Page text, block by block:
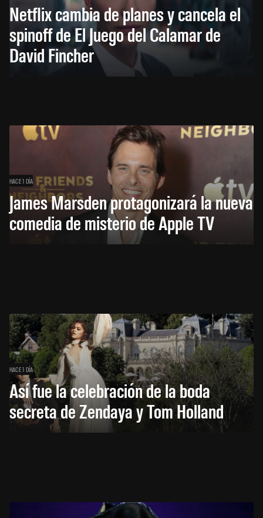
Netflix cambia de planes y cancela el
spinoff de El Juego del Calamar de
David Fincher
HACE 1 DÍA
James Marsden protagonizará la nueva
comedia de misterio de Apple TV
HACE 1 DÍA
Así fue la celebración de la boda
secreta de Zendaya y Tom Holland